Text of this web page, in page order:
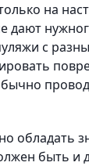
на
дают
с
обладать
быть и